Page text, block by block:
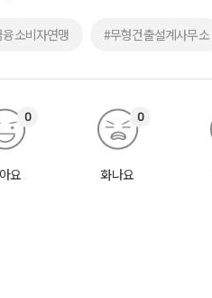
소비자연맹 #무형건출설계사무소
요
0
화나요
0